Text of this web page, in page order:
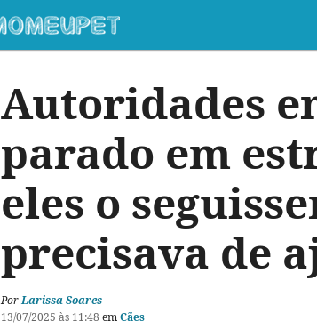
Autoridades
parado em
eles o
precisava de
PorLarissa Soares
13/07/2025 às 11:48 emCães